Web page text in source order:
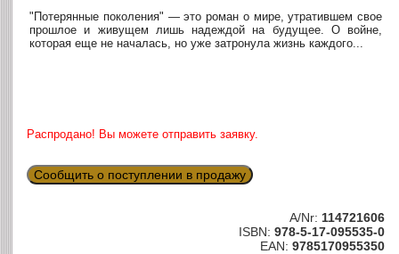
"Потерянные поколения" — это роман о мире, утратившем свое
прошлое и живущем лишь надеждой на будущее. О войне,
которая еще не началась, но уже затронула жизнь каждого...
Распродано! Вы можете отправить заявку.
Сообщить о поступлении в продажу
A/Nr: 114721606
ISBN: 978-5-17-095535-0
EAN: 9785170955350